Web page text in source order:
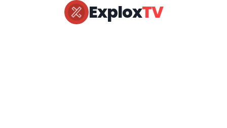
ExploxTV